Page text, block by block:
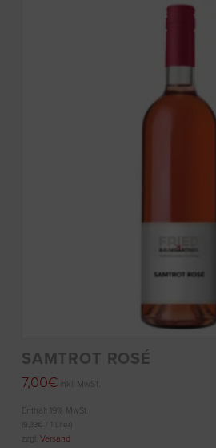
SAMTROT ROSÉ
7,00€ inkl. MwSt.
Enthält 19% MwSt.
9,33€ / 1 Liter)
zzgl. Versand